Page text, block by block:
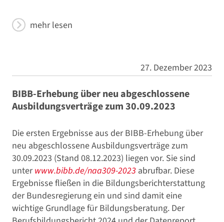
mehr lesen
27. Dezember 2023
BIBB-Erhebung über neu abgeschlossene
Ausbildungsverträge zum 30.09.2023
Die ersten Ergebnisse aus der BIBB-Erhebung über
neu abgeschlossene Ausbildungsverträge zum
30.09.2023 (Stand 08.12.2023) liegen vor. Sie sind
unterwww.bibb.de/naa309-2023 abrufbar. Diese
Ergebnisse fließen in die Bildungsberichterstattung
der Bundesregierung ein und sind damit eine
wichtige Grundlage für Bildungsberatung. Der